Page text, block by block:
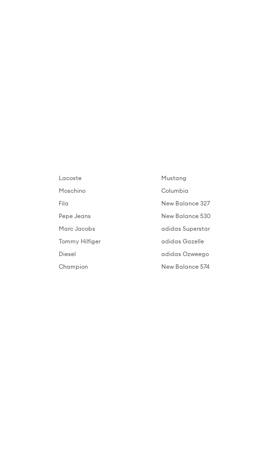
Lacoste
Moschino
Fila
Pepe Jeans
Marc Jacobs
Tommy Hilfiger
Diesel
Champion
Mustang
Columbia
New Balance 327
New Balance 530
adidas Superstar
adidas Gazelle
adidas Ozweego
New Balance 574